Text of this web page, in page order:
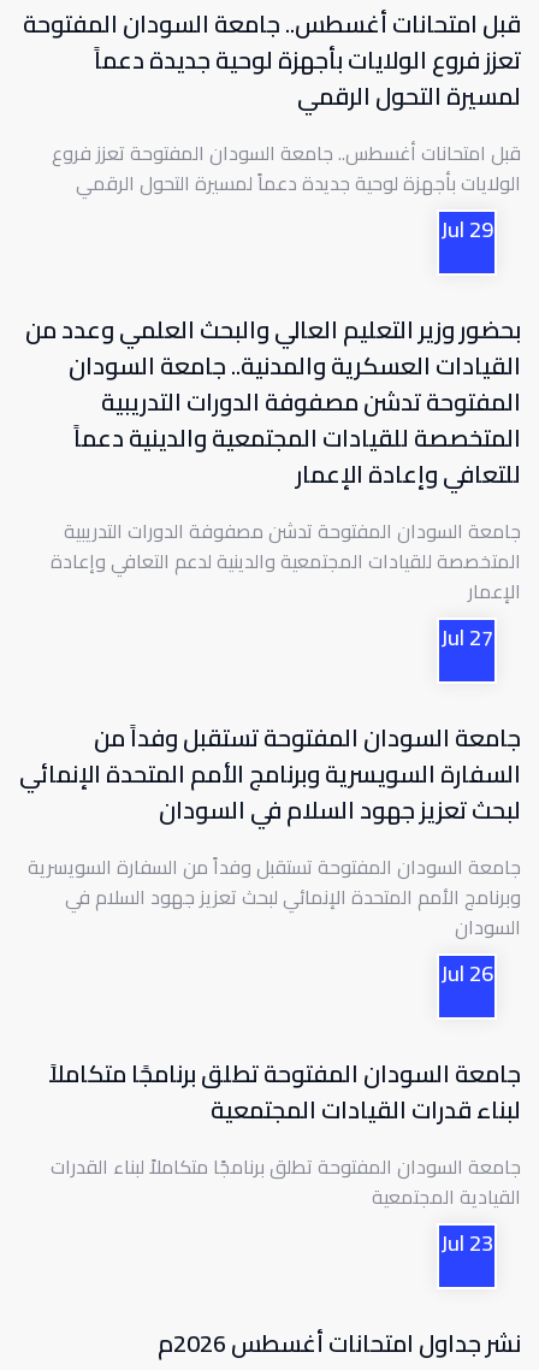
قبل امتحانات أغسطس.. جامعة السودان المفتوحة
تعزز فروع الولايات بأجهزة لوحية جديدة دعماً
لمسيرة التحول الرقمي
قبل امتحانات أغسطس.. جامعة السودان المفتوحة تعزز فروع
الولايات بأجهزة لوحية جديدة دعماً لمسيرة التحول الرقمي
29
Jul
بحضور وزير التعليم العالي والبحث العلمي وعدد من
القيادات العسكرية والمدنية.. جامعة السودان
المفتوحة تدشن مصفوفة الدورات التدريبية
المتخصصة للقيادات المجتمعية والدينية دعماً
للتعافي وإعادة الإعمار
جامعة السودان المفتوحة تدشن مصفوفة الدورات التدريبية
المتخصصة للقيادات المجتمعية والدينية لدعم التعافي وإعادة
الإعمار
27
Jul
جامعة السودان المفتوحة تستقبل وفداً من
السفارة السويسرية وبرنامج الأمم المتحدة الإنمائي
لبحث تعزيز جهود السلام في السودان
جامعة السودان المفتوحة تستقبل وفداً من السفارة السويسرية
وبرنامج الأمم المتحدة الإنمائي لبحث تعزيز جهود السلام في
السودان
26
Jul
جامعة السودان المفتوحة تطلق برنامجًا متكاملاً
لبناء قدرات القيادات المجتمعية
جامعة السودان المفتوحة تطلق برنامجًا متكاملاً لبناء القدرات
القيادية المجتمعية
23
Jul
نشر جداول امتحانات أغسطس 2026م